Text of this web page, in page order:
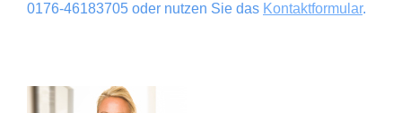
0176-46183705 oder nutzen Sie das Kontaktformular.